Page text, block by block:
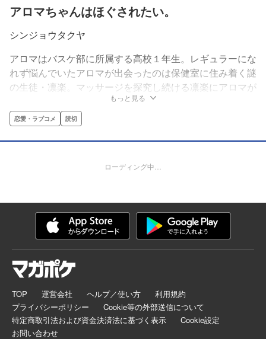
アロマちゃんはほぐされたい。
シンジョウタクヤ
アロマはバスケ部に所属する高校１年生。レギュラーにな
れず悩んでいたアロマが出会ったのは保健室に住み着く謎
の生徒・凛楽。マッサージを探究し続ける凛楽にアロマが
悩みを相談すると、レギュラーを取れないのは体の硬さが
原因らしい。凛楽の施術を受けることになったアロマだっ
たが、そこで待ち受けていたのは快楽の渦だった!!
もっと見る
恋愛・ラブコメ 読切
ローディング中…
TOP 運営会社 ヘルプ／使い方
利用規約
プライバシーポリシー
Cookie等の外部送信について
特定商取引法および資金決済法に基づく表示
Cookie設定
お問い合わせ